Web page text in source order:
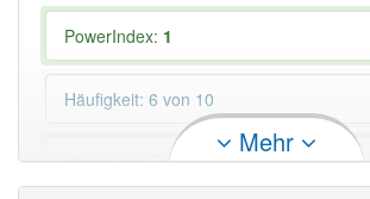
PowerIndex: 1
Häufigkeit: 6 von 10
Wörter mit Endung-belgienaber mit
Artikel: 0
Mehr